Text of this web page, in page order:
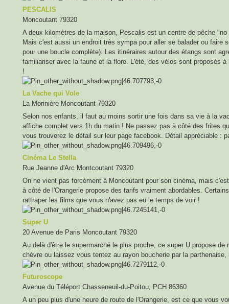
PESCALIS
Moncoutant 79320
A deux kilomètres de la maison, Pescalis est un centre de pêche
Mais c'est aussi un endroit très sympa pour aller se balader ou
pour une boucle complète). Les itinéraires autour des étangs sont
familiariser avec la faune et la flore. L'été, des vélos sont proposés
!
La Vache qui Vole
La Morinière Moncoutant 79320
Selon nos enfants, il faut au moins sortir une fois dans sa vie à la
affiche complet vers 1h du matin ! Ne passez pas à côté des frites
vous trouverez le détail sur leur page facebook. Détail appréciable :
Cinéma Le Stella
Rue Jeanne d'Arc Montcoutant 79320
On ne vient pas forcément à Moncoutant pour son cinéma, mais
à côté de l'Orangerie propose des tarifs vraiment abordables.
rattraper les films que vous n'avez pas eu le temps de voir !
Super U
20 Avenue de Paris Moncoutant 79320
Au delà d'être le supermarché le plus proche, ce super U propose
chèvre ou laissez vous tentez au rayon boucherie par la
Futuroscope
Avenue du Téléport Chasseneuil-du-Poitou, PCH 86360
A un peu plus d'une heure de route de l'Orangerie, est ce que vous